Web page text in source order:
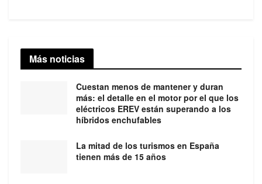
Más noticias
Cuestan menos de mantener y duran
más: el detalle en el motor por el que los
eléctricos EREV están superando a los
híbridos enchufables
La mitad de los turismos en España
tienen más de 15 años